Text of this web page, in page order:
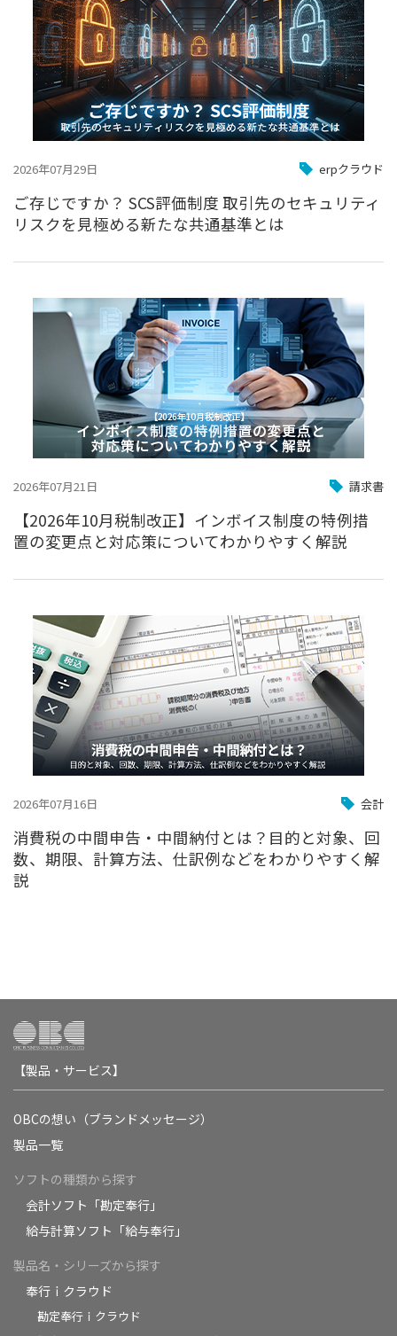
2026年07月29日 erpクラウド
ご存じですか？ SCS評価制度 取引先のセキュリティ
リスクを見極める新たな共通基準とは
2026年07月21日 請求書
【2026年10月税制改正】インボイス制度の特例措
置の変更点と対応策についてわかりやすく解説
2026年07月16日 会計
消費税の中間申告・中間納付とは？目的と対象、回
数、期限、計算方法、仕訳例などをわかりやすく解
説
【製品・サービス】
OBCの想い（ブランドメッセージ）
製品一覧
ソフトの種類から探す
会計ソフト「勘定奉行」
給与計算ソフト「給与奉行」
製品名・シリーズから探す
奉行ｉクラウド
勘定奉行ｉクラウド